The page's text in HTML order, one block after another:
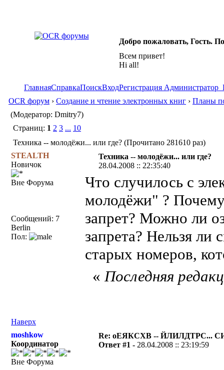
Добро пожаловать, Гость.
Всем привет!
Hi all!
ГлавнаяСправкаПоискВходРегистрация Администратор
OCR форум › Создание и чтение электронных книг › Планы
(Модератор: Dmitry7)
Страниц: 1 2 3 ... 10
Техника -- молодёжи... или где? (Прочитано 281610 раз)
STEALTH
Новичок
Вне Форума
Сообщений: 7
Berlin
Пол:
Техника -- молодёжи... или где?
28.04.2008 :: 22:35:40
Что случилось с
молодёжи" ?
запрет? Можно ли
запрета? Нельзя ли
старых номеров,
Наверх
«Последняя
moshkow
Координатор
Вне Форума
Re: оЕЯКСХВ -- ЙЛИЛДTРС...
Ответ #1 - 28.04.2008 :: 23:19:59